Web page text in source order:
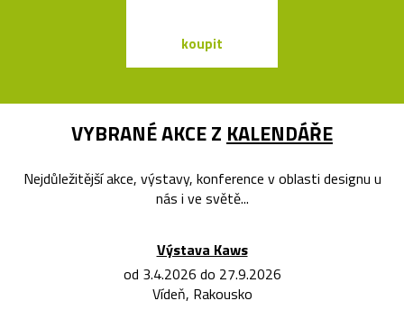
koupit
VYBRANÉ AKCE Z KALENDÁŘE
Nejdůležitější akce, výstavy, konference v oblasti designu u
nás i ve světě...
Výstava Kaws
od 3.4.2026 do 27.9.2026
Vídeň, Rakousko